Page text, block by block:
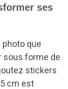
ses
que
sous forme de
stickers
cm est